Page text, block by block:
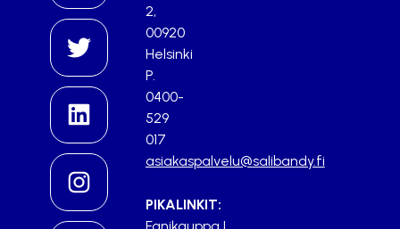
2,
00920
Helsinki
P.
0400-
529
017
asiakaspalvelu@salibandy.fi
PIKALINKIT:
Fanikauppa |